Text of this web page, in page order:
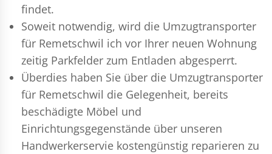
findet.
Soweit notwendig, wird die Umzugtransporter
für Remetschwil ich vor Ihrer neuen Wohnung
zeitig Parkfelder zum Entladen abgesperrt.
Überdies haben Sie über die Umzugtransporter
für Remetschwil die Gelegenheit, bereits
beschädigte Möbel und
Einrichtungsgegenstände über unseren
Handwerkerservie kostengünstig reparieren zu